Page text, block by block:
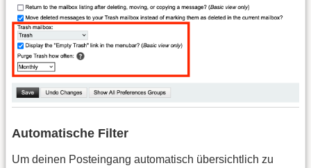
Automatische Filter
Um deinen Posteingang automatisch übersichtlich zu